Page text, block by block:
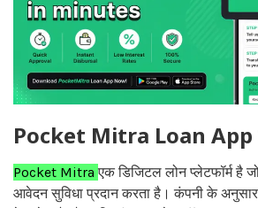
Pocket Mitra Loan App
Pocket Mitraएक डिजिटल लोन प्लेटफॉर्म है
आवेदन सुविधा प्रदान करता है। कंपनी के